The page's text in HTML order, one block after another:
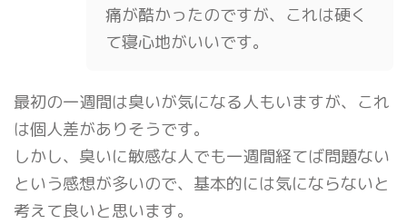
痛が酷かったのですが、これは硬く
て寝心地がいいです。
最初の一週間は臭いが気になる人もいますが、これ
は個人差がありそうです。
しかし、臭いに敏感な人でも一週間経てば問題ない
という感想が多いので、基本的には気にならないと
考えて良いと思います。